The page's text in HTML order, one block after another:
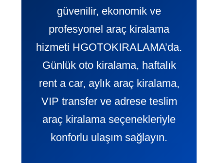
güvenilir, ekonomik ve
profesyonel araç kiralama
hizmeti HGOTOKIRALAMA’da.
Günlük oto kiralama, haftalık
rent a car, aylık araç kiralama,
VIP transfer ve adrese teslim
araç kiralama seçenekleriyle
konforlu ulaşım sağlayın.